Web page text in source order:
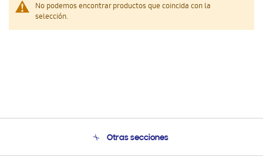
No podemos encontrar productos que coincida con la
selección.
Otras secciones